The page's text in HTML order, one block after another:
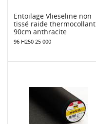
Entoilage Vlieseline non
tissé raide thermocollant
90cm anthracite
96 H250 25 000